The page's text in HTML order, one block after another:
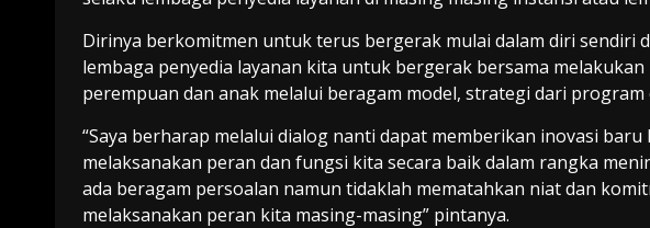
Dirinya berkomitmen untuk terus bergerak mulai dalam diri sendiri
lembaga penyedia layanan kita untuk bergerak bersama
perempuan dan anak melalui beragam model, strategi dari
“Saya berharap melalui dialog nanti dapat memberikan inovasi
melaksanakan peran dan fungsi kita secara baik dalam rangka
ada beragam persoalan namun tidaklah mematahkan niat dan
melaksanakan peran kita masing-masing” pintanya.